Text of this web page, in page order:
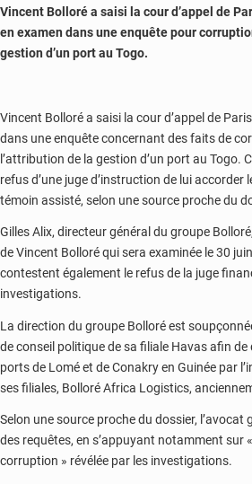
Vincent Bolloré a saisi la cour d’appel de
en examen dans une enquête pour
gestion d’un port au Togo.
Vincent Bolloré a saisi la cour d’appel de
dans une enquête concernant des faits de
l’attribution de la gestion d’un port au Togo.
refus d’une juge d’instruction de lui
témoin assisté, selon une source proche du
Gilles Alix, directeur général du groupe
de Vincent Bolloré qui sera examinée le 30
contestent également le refus de la juge
investigations.
La direction du groupe Bolloré est
de conseil politique de sa filiale Havas afin
ports de Lomé et de Conakry en Guinée par
ses filiales, Bolloré Africa Logistics,
Selon une source proche du dossier, l’avocat
des requêtes, en s’appuyant notamment sur
corruption » révélée par les investigations.